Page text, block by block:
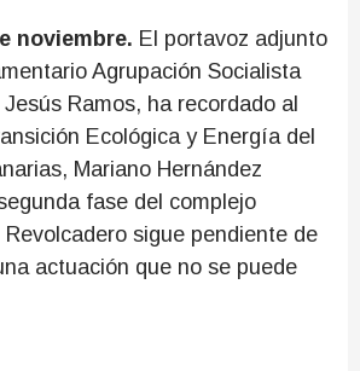
noviembre. El portavoz adjunto
Agrupación Socialista
Ramos, ha recordado al
Ecológica y Energía del
Mariano Hernández
fase del complejo
sigue pendiente de
actuación que no se puede